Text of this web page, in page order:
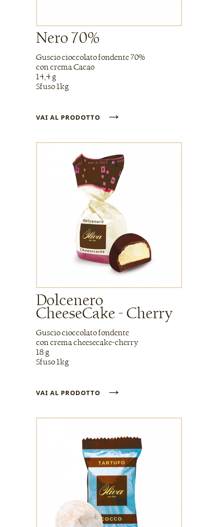
Nero 70%
Guscio cioccolato fondente 70%
con crema Cacao
14,4 g
Sfuso 1kg
VAI AL PRODOTTO →
Dolcenero
CheeseCake - Cherry
Guscio cioccolato fondente
con crema cheesecake-cherry
18 g
Sfuso 1kg
VAI AL PRODOTTO →